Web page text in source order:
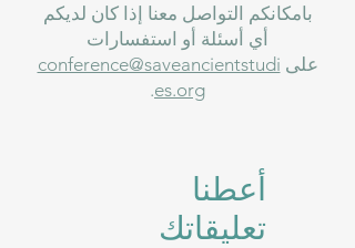
بامكانكم التواصل معنا إذا كان لديكم
أي أسئلة أو استفسارات
على conference@saveancientstudi
es.org
.
أعطنا
تعليقاتك